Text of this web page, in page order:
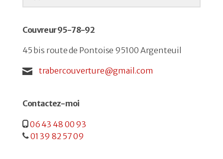
Couvreur 95-78-92
45 bis route de Pontoise 95100 Argenteuil
trabercouverture@gmail.com
Contactez-moi
06 43 48 00 93
01 39 82 57 09